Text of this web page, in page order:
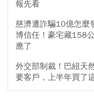
報先看
慈濟遭詐騙10億怎麼
博信任！豪宅藏158
應了
外交部制裁！巴紐天
要客戶，上半年買了